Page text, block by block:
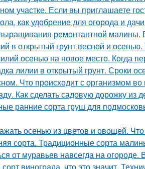
участке. Если вы приглашаете
как удобрение для огорода и
ремонтантной
в открытый грунт весной и
осенью на новое место. Когда
лилии в открытый грунт. Сроки
Что происходит с организмом
Как сделать садовую дорожку из
ранние сорта груш для
осенью из цветов и овощей.
сорта. Традиционные сорта
от муравьев навсегда на